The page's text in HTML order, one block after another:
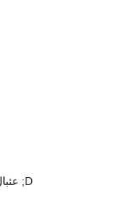
عئبال ما تفرح فيها و اهي عضوة بمجلس الأمة ;D